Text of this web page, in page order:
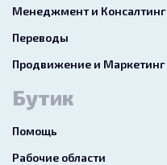
Менеджмент и Консалтинг
Переводы
Продвижение и Маркетинг
Бутик
Помощь
Рабочие области